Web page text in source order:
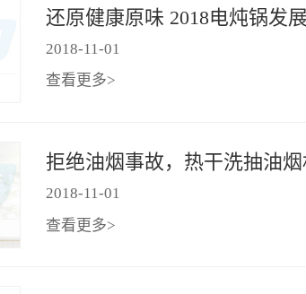
还原健康原味 2018电炖锅发
2018-11-01
查看更多>
2018-11-01
查看更多>